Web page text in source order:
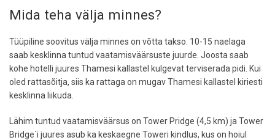
Mida teha välja minnes?
Tüüpiline soovitus välja minnes on võtta takso. 10-15 naelaga
saab kesklinna tuntud vaatamisväärsuste juurde. Joosta saab
kohe hotelli juures Thamesi kallastel kulgevat terviserada pidi. Kui
oled rattasõitja, siis ka rattaga on mugav Thamesi kallastel kiriesti
kesklinna liikuda.
Lähim tuntud vaatamisväärsus on Tower Pridge (4,5 km) ja Tower
Bridge´i juures asub ka keskaegne Toweri kindlus, kus on hoiul